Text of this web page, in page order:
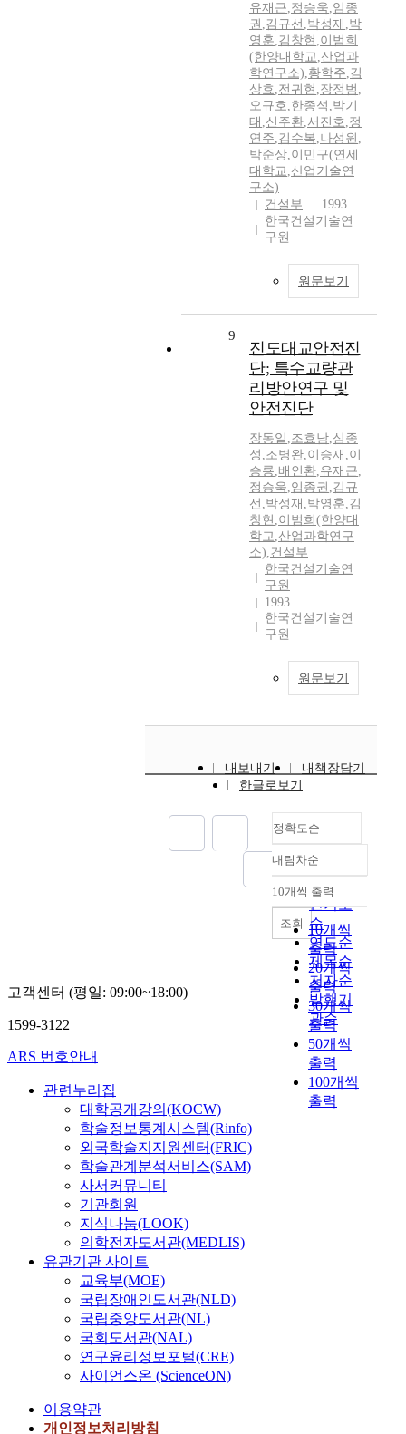
유재근,정승욱,임종
권 ,김규선 ,박성재 ,박
영훈,김창현 ,이범희
(한양대학교,산업과
학연구소),황학주,김
상효 ,전귀현 ,장정범 ,
오규호,한종석 ,박기
태 ,신주환,서진호,정
연주,김수복,나성원 ,
박준상,이민구(연세
대학교,산업기술연
구소)
건설부
1993
한국건설기술연
구원
원문보기
9
진도대교안전진
단; 특수교량관
리방안연구 및
안전진단
장동일 ,조효남,심종
성 ,조병완,이승재 ,이
승룡,배인환,유재근,
정승욱,임종권 ,김규
선 ,박성재 ,박영훈,김
창현 ,이범희(한양대
학교,산업과학연구
소),건설부
한국건설기술연
구원
1993
한국건설기술연
구원
원문보기
내보내기
내책장담기
한글로보기
정확도순
정확도
순
인기도
순
연도순
제목순
저자순
발행기
관순
내림차순
내림차순
10개씩 출력
10개씩
출력
20개씩
출력
30개씩
출력
50개씩
출력
100개씩
출력
조회
고객센터 (평일: 09:00~18:00)
1599-3122
ARS 번호안내
관련누리집
대학공개강의(KOCW)
학술정보통계시스템(Rinfo)
외국학술지지원센터(FRIC)
학술관계분석서비스(SAM)
사서커뮤니티
기관회원
지식나눔(LOOK)
의학전자도서관(MEDLIS)
유관기관 사이트
교육부(MOE)
국립장애인도서관(NLD)
국립중앙도서관(NL)
국회도서관(NAL)
연구윤리정보포털(CRE)
사이언스온 (ScienceON)
이용약관
개인정보처리방침